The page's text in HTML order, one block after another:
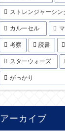
ストレンジャーシン
カルーセル
考察 読書
スターウォーズ
がっかり
アーカイブ